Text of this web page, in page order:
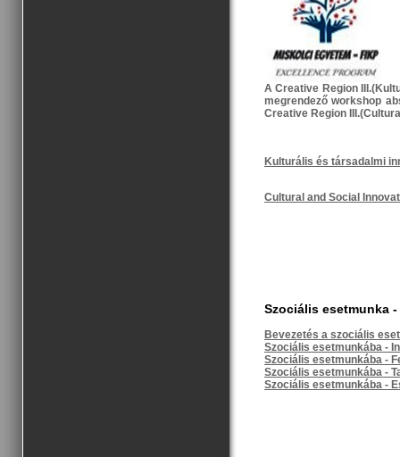
A Creative Region
megrendező workshop
Creative Region
Kulturális és társadalmi
Cultural and Social
Szociális esetmunka
Bevezetés a szociális
Szociális esetmunkába -
Szociális esetmunkába -
Szociális esetmunkába -
Szociális esetmunkába -